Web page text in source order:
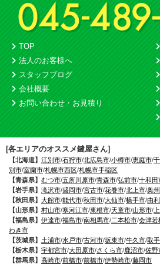
TOP
法人のお客様へ
スタッフブログ
会社概要
お問い合わせ・お見積り
[各エリアのオススメ鍵屋さん]
【北海道】 江別市/石狩市/北広島市/小樽市/恵庭市/
別市/室蘭市/札幌市西区/札幌市手稲区
【青森県】 むつ市/五所川原市/青森市/弘前市/十和田
【岩手県】 滝沢市/盛岡市/宮古市/花巻市/北上市/奥
【秋田県】 大館市/能代市/秋田市/大仙市/横手市/由
【山形県】 村山市/寒河江市/東根市/天童市/山形市/
【福島県】 伊達市/福島市/南相馬市/二本松市/会津若
わき市
【茨城県】 土浦市/水戸市/古河市/坂東市/牛久市/取
【栃木県】 宇都宮市/大田原市/さくら市/鹿沼市/佐野
【群馬県】 高崎市/前橋市/前橋市/伊勢崎市/藤岡市